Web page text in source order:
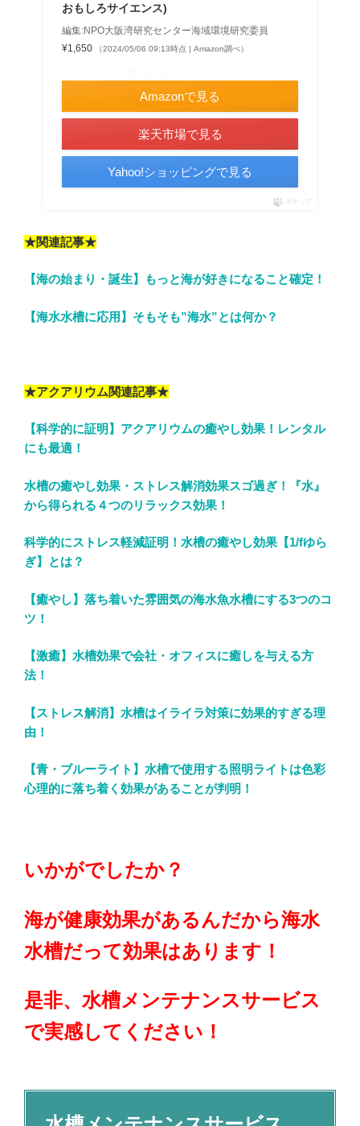
おもしろサイエンス)
編集:NPO大阪湾研究センター海域環境研究委員
¥1,650
（2024/05/06 09:13時点 | Amazon調べ）
Amazonで見る
楽天市場で見る
Yahoo!ショッピングで見る
ポチップ
★関連記事★
【海の始まり・誕生】もっと海が好きになること確定！
【海水水槽に応用】そもそも”海水”とは何か？
★アクアリウム関連記事★
【科学的に証明】アクアリウムの癒やし効果！レンタル
にも最適！
水槽の癒やし効果・ストレス解消効果スゴ過ぎ！『水』
から得られる４つのリラックス効果！
科学的にストレス軽減証明！水槽の癒やし効果【1/fゆら
ぎ】とは？
【癒やし】落ち着いた雰囲気の海水魚水槽にする3つのコ
ツ！
【激癒】水槽効果で会社・オフィスに癒しを与える方
法！
【ストレス解消】水槽はイライラ対策に効果的すぎる理
由！
【青・ブルーライト】水槽で使用する照明ライトは色彩
心理的に落ち着く効果があることが判明！
いかがでしたか？
海が健康効果があるんだから海水
水槽だって効果はあります！
是非、水槽メンテナンスサービス
で実感してください！